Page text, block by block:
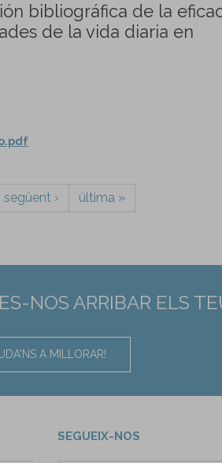
bibliográfica de la
de la vida diaria en
següent › última »
NOS ARRIBAR ELS
A MILLORAR!
SEGUEIX-NOS